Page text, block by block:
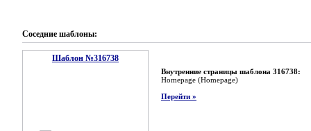
Соседние шаблоны:
Шаблон №316738
Внутренние страницы шаблона 316738:
Homepage (Homepage)
Перейти »